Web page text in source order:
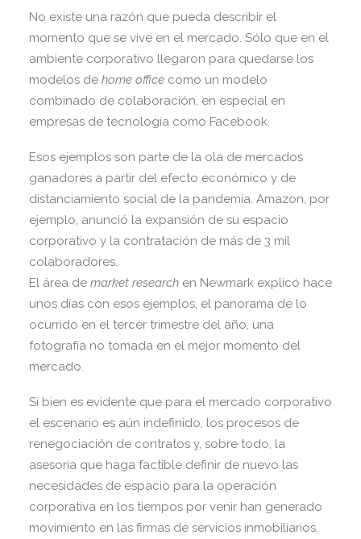
No existe una razón que pueda describir el
momento que se vive en el mercado. Sólo que en el
ambiente corporativo llegaron para quedarse los
modelos de home office como un modelo
combinado de colaboración, en especial en
empresas de tecnología como Facebook.
Esos ejemplos son parte de la ola de mercados
ganadores a partir del efecto económico y de
distanciamiento social de la pandemia. Amazon, por
ejemplo, anunció la expansión de su espacio
corporativo y la contratación de más de 3 mil
colaboradores.
El área de market research en Newmark explicó hace
unos días con esos ejemplos, el panorama de lo
ocurrido en el tercer trimestre del año, una
fotografía no tomada en el mejor momento del
mercado.
Si bien es evidente que para el mercado corporativo
el escenario es aún indefinido, los procesos de
renegociación de contratos y, sobre todo, la
asesoría que haga factible definir de nuevo las
necesidades de espacio para la operación
corporativa en los tiempos por venir han generado
movimiento en las firmas de servicios inmobiliarios.